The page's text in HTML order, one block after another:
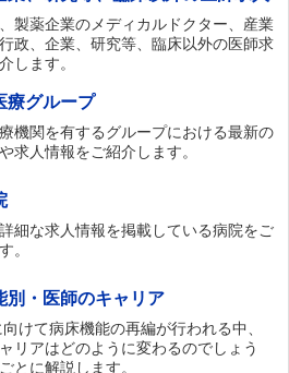
製薬企業のメディカルドクター、産業
政、企業、研究等、臨床以外の医師求
します。
療グループ
機関を有するグループにおける最新の
求人情報をご紹介します。
細な求人情報を掲載している病院をご
。
別・医師のキャリア
けて病床機能の再編が行われる中、
リアはどのように変わるのでしょう
とに解説します。